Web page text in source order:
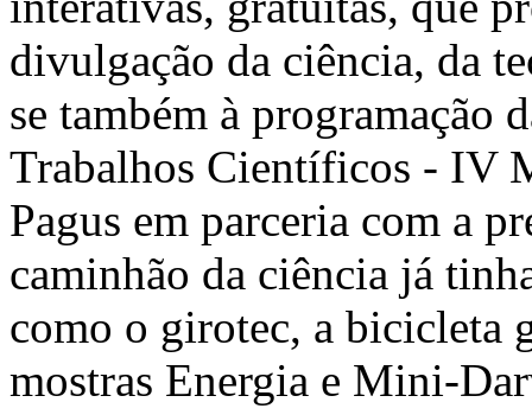
divulgação da ciência, da
se também à programação
Trabalhos Científicos - IV
Pagus em parceria com a
caminhão da ciência já
como o girotec, a bicicleta
mostras Energia e Mini-